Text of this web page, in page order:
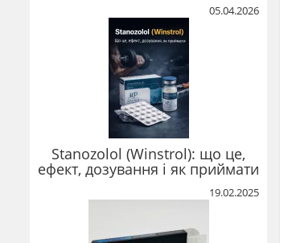
05.04.2026
Stanozolol (Winstrol): що це,
ефект, дозування і як приймати
19.02.2025